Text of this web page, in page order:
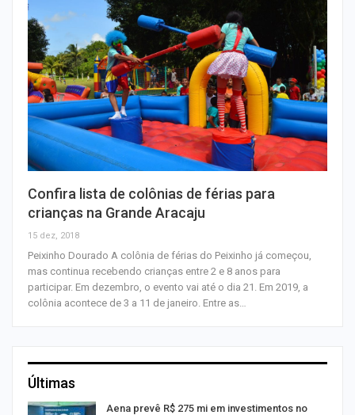
Confira lista de colônias de férias para
crianças na Grande Aracaju
15 dez, 2018
Peixinho Dourado A colônia de férias do Peixinho já começou,
mas continua recebendo crianças entre 2 e 8 anos para
participar. Em dezembro, o evento vai até o dia 21. Em 2019, a
colônia acontece de 3 a 11 de janeiro. Entre as…
Últimas
Aena prevê R$ 275 mi em investimentos no